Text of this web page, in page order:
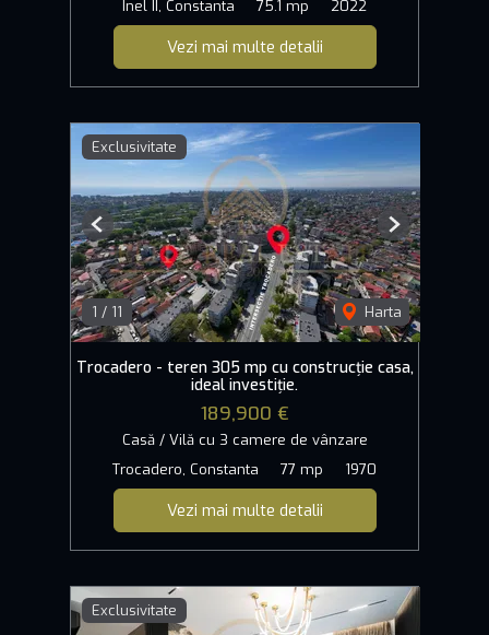
Inel II, Constanta 75.1 mp 2022
Vezi mai multe detalii
Exclusivitate
1 / 11 Harta
Previous Next
Trocadero - teren 305 mp cu construcție casa,
ideal investiție.
189,900 €
Casă / Vilă cu 3 camere de vânzare
Trocadero, Constanta
77 mp 1970
Vezi mai multe detalii
Exclusivitate